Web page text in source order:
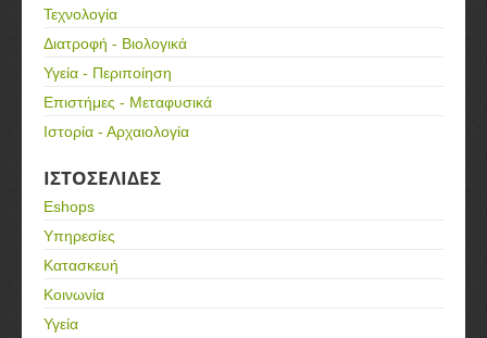
Τεχνολογία
Διατροφή - Βιολογικά
Υγεία - Περιποίηση
Επιστήμες - Μεταφυσικά
Ιστορία - Αρχαιολογία
ΙΣΤΟΣΕΛΙΔΕΣ
Eshops
Υπηρεσίες
Κατασκευή
Κοινωνία
Υγεία